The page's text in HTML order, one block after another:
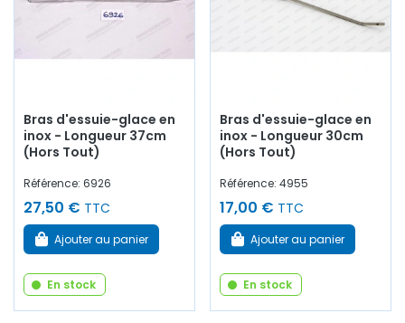
Bras d'essuie-glace en
inox - Longueur 37cm
(Hors Tout)
Référence: 6926
27,50 € TTC
Ajouter au panier
En stock
Bras d'essuie-glace en
inox - Longueur 30cm
(Hors Tout)
Référence: 4955
17,00 € TTC
Ajouter au panier
En stock